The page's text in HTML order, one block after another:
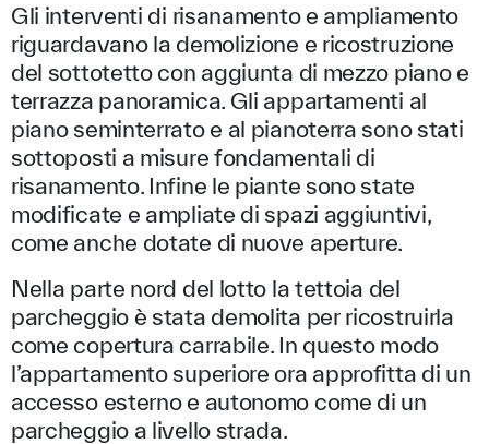
Gli interventi di risanamento e ampliamento
riguardavano la demolizione e ricostruzione
del sottotetto con aggiunta di mezzo piano e
terrazza panoramica. Gli appartamenti al
piano seminterrato e al pianoterra sono stati
sottoposti a misure fondamentali di
risanamento. Infine le piante sono state
modificate e ampliate di spazi aggiuntivi,
come anche dotate di nuove aperture.
Nella parte nord del lotto la tettoia del
parcheggio è stata demolita per ricostruirla
come copertura carrabile. In questo modo
l’appartamento superiore ora approfitta di un
accesso esterno e autonomo come di un
parcheggio a livello strada.